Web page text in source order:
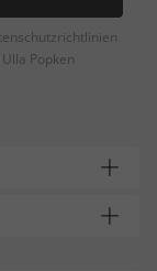
Popken